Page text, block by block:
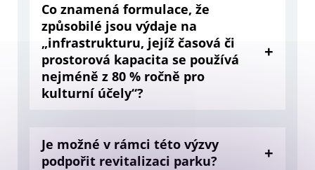
Co znamená formulace, že
způsobilé jsou výdaje na
„infrastrukturu, jejíž časová či
prostorová kapacita se používá
nejméně z 80 % ročně pro
kulturní účely“?
Je možné v rámci této výzvy
podpořit revitalizaci parku?